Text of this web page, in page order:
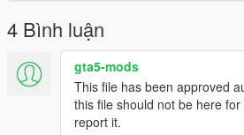
4 Bình luận
gta5-mods
This file has been approved
this file should not be here
report it.